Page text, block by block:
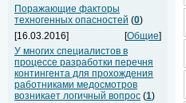
Поражающие факторы
техногенных опасностей (0)
[16.03.2016]
[Общие]
У многих специалистов в
процессе разработки перечня
контингента для прохождения
работниками медосмотров
возникает логичный вопрос (1)